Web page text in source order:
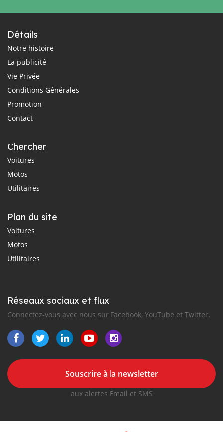
Détails
Notre histoire
La publicité
Vie Privée
Conditions Générales
Promotion
Contact
Chercher
Voitures
Motos
Utilitaires
Plan du site
Voitures
Motos
Utilitaires
Réseaux sociaux et flux
Connectez-vous avec nous sur Facebook, YouTube et Twitter.
Souscrire à la newsletter
aux alertes Email et SMS